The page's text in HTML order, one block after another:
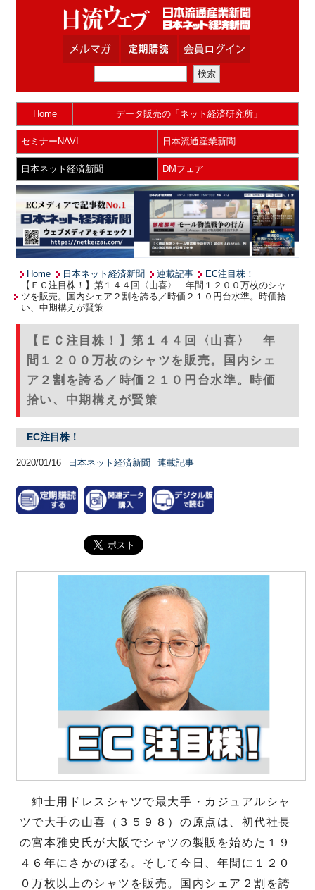
Home データ販売の「ネット経済研究所」
セミナーNAVI 日本流通産業新聞
日本ネット経済新聞 DMフェア
Home 日本ネット経済新聞 連載記事
EC注目株！
【ＥＣ注目株！】第１４４回〈山喜〉 年間１２００万枚のシャ
ツを販売。国内シェア２割を誇る／時価２１０円台水準。時価拾
い、中期構えが賢策
【ＥＣ注目株！】第１４４回〈山喜〉 年
間１２００万枚のシャツを販売。国内シェ
ア２割を誇る／時価２１０円台水準。時価
拾い、中期構えが賢策
EC注目株！
2020/01/16 日本ネット経済新聞 連載記事
紳士用ドレスシャツで最大手・カジュアルシャ
ツで大手の山喜（３５９８）の原点は、初代社長
の宮本雅史氏が大阪でシャツの製販を始めた１９
４６年にさかのぼる。そして今日、年間に１２０
０万枚以上のシャツを販売。国内シェア２割を誇